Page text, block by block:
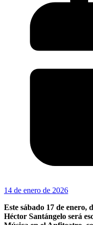
14 de enero de 2026
Este sábado 17 de enero,
Héctor Santángelo será